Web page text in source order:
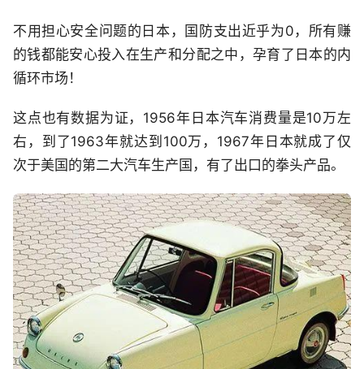
不用担心安全问题的日本，国防支出近乎为0，所有赚
的钱都能安心投入在生产和分配之中，孕育了日本的内
循环市场！
这点也有数据为证，1956年日本汽车消费量是10万左
右，到了1963年就达到100万，1967年日本就成了仅
次于美国的第二大汽车生产国，有了出口的拳头产品。